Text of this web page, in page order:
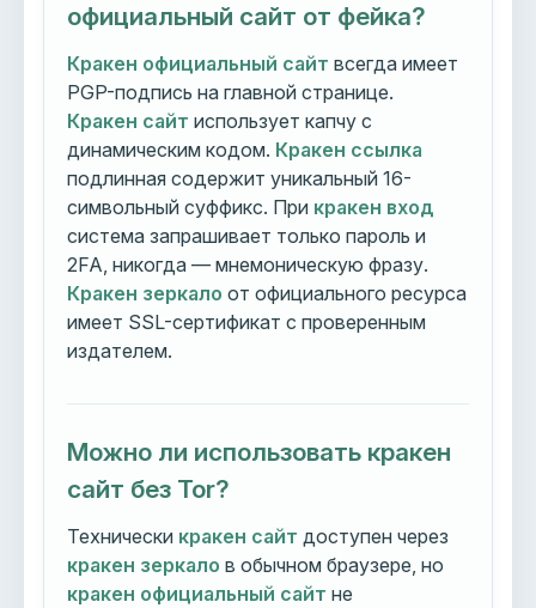
официальный сайт от фейка?
Кракен официальный сайт всегда имеет
PGP-подпись на главной странице.
Кракен сайт использует капчу с
динамическим кодом. Кракен ссылка
подлинная содержит уникальный 16-
символьный суффикс. При кракен вход
система запрашивает только пароль и
2FA, никогда — мнемоническую фразу.
Кракен зеркало от официального ресурса
имеет SSL-сертификат с проверенным
издателем.
Можно ли использовать кракен
сайт без Tor?
Технически кракен сайт доступен через
кракен зеркало в обычном браузере, но
кракен официальный сайт не